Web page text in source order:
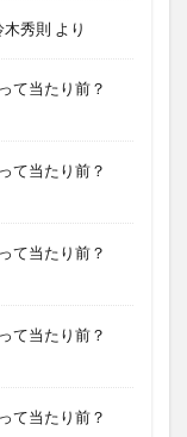
木秀則 より
て当たり前？
て当たり前？
て当たり前？
て当たり前？
て当たり前？